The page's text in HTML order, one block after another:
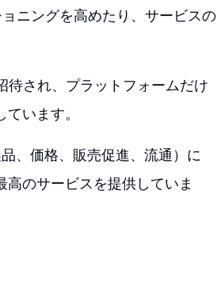
ニングを高めたり、サービスの
待され、プラットフォームだけ
います。
、価格、販売促進、流通）に
のサービスを提供していま